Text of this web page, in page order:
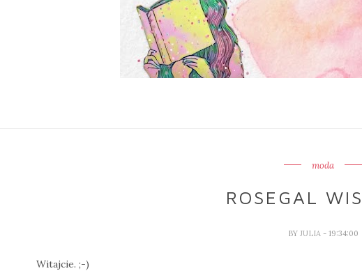
moda
ROSEGAL
BY JULIA - 19:34:00
Witajcie. ;-)